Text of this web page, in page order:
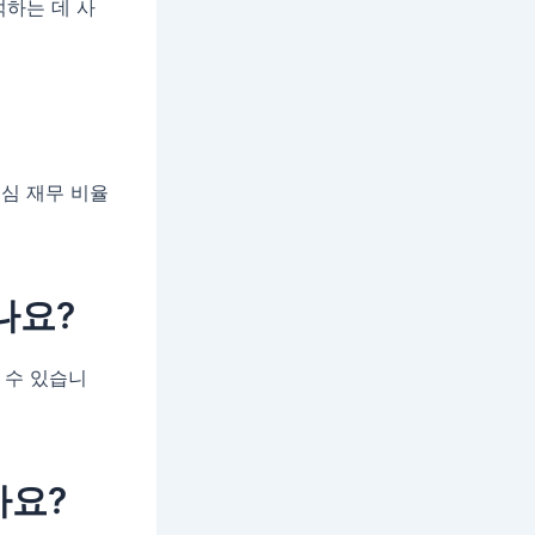
하는 데 사
재무 비율
요?
있습니
요?